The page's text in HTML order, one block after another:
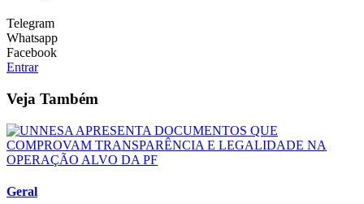
Telegram
Whatsapp
Facebook
Entrar
Veja Também
Geral